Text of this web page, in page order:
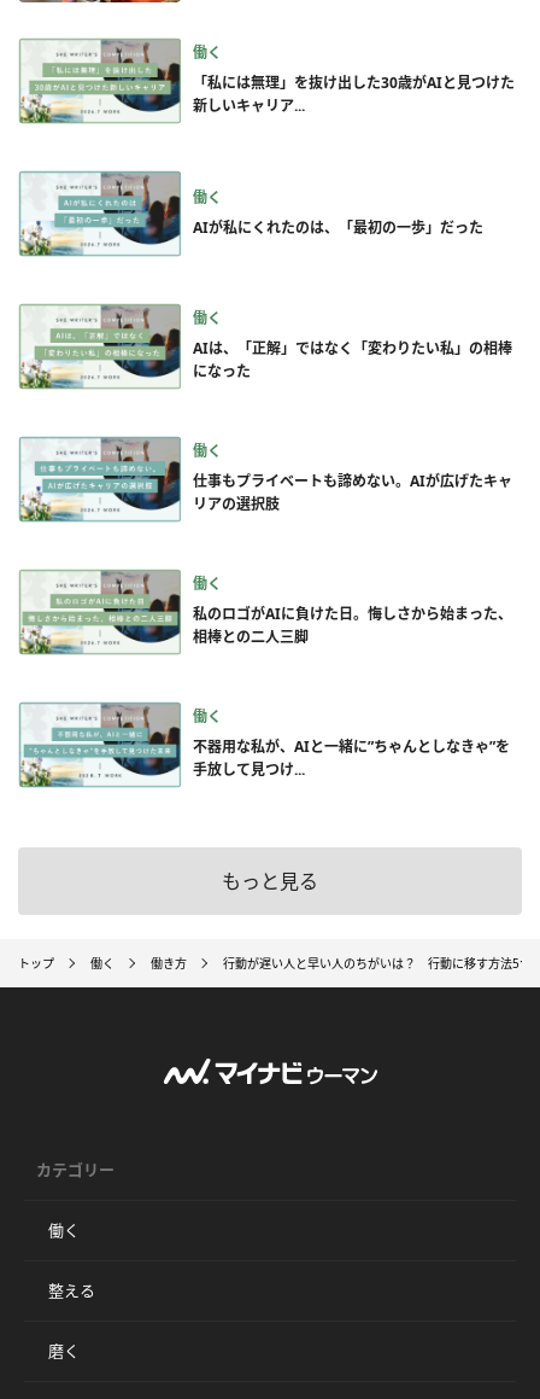
働く
「私には無理」を抜け出した30歳がAIと見つけた
新しいキャリア...
働く
AIが私にくれたのは、「最初の一歩」だった
働く
AIは、「正解」ではなく「変わりたい私」の相棒
になった
働く
仕事もプライベートも諦めない。AIが広げたキャ
リアの選択肢
働く
私のロゴがAIに負けた日。悔しさから始まった、
相棒との二人三脚
働く
不器用な私が、AIと一緒に”ちゃんとしなきゃ”を
手放して見つけ...
もっと見る
トップ 働く 働き方 行動が遅い人と早い人のちがいは？ 行動に移す方法5つ
カテゴリー
働く
整える
磨く